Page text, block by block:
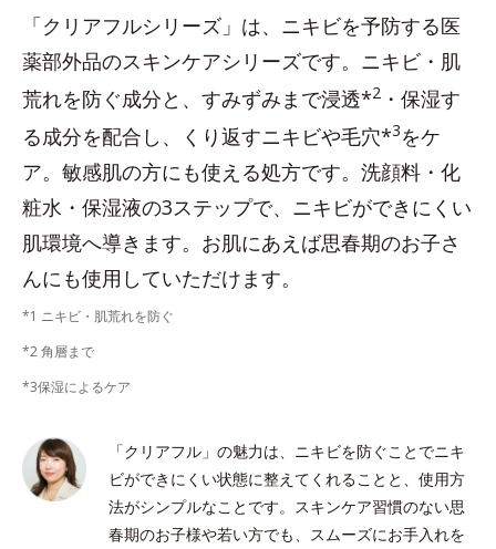
「クリアフルシリーズ」は、ニキビを予防する医
薬部外品のスキンケアシリーズです。ニキビ・肌
荒れを防ぐ成分と、すみずみまで浸透*2 ・保湿す
る成分を配合し、くり返すニキビや毛穴*3をケ
ア。敏感肌の方にも使える処方です。洗顔料・化
粧水・保湿液の3ステップで、ニキビができにくい
肌環境へ導きます。お肌にあえば思春期のお子さ
んにも使用していただけます。
*1 ニキビ・肌荒れを防ぐ
*2 角層まで
*3保湿によるケア
「クリアフル」の魅力は、ニキビを防ぐことでニキ
ビができにくい状態に整えてくれることと、使用方
法がシンプルなことです。スキンケア習慣のない思
春期のお子様や若い方でも、スムーズにお手入れを